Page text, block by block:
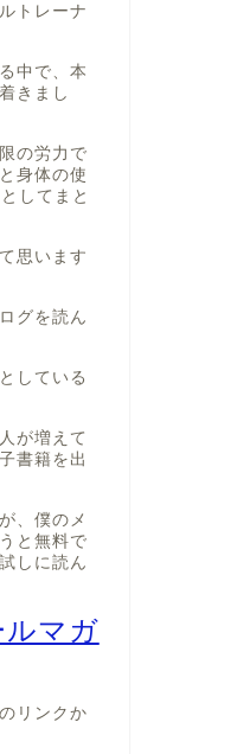
トレーナ
中で、本
きまし
の労力で
身体の使
してまと
思います
グを読ん
している
が増えて
書籍を出
、僕のメ
と無料で
しに読ん
マガ
リンクか